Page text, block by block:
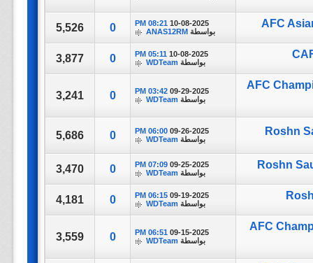
AFC
10-08-2025
08:21 PM
بواسطة ANAS12RM
0
5,526
10-08-2025
05:11 PM
بواسطة WDTeam
0
3,877
AFC
09-29-2025
03:42 PM
بواسطة WDTeam
0
3,241
Roshn
09-26-2025
06:00 PM
بواسطة WDTeam
0
5,686
Roshn
09-25-2025
07:09 PM
بواسطة WDTeam
0
3,470
09-19-2025
06:15 PM
بواسطة WDTeam
0
4,181
AFC
09-15-2025
06:51 PM
بواسطة WDTeam
0
3,559